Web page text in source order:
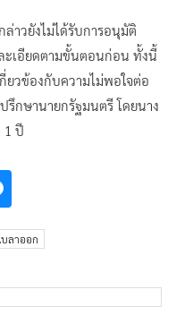
าวยังไม่ได้รับการอนุมัติ
ะเอียดตามขั้นตอนก่อน ทั้งนี้
ยวข้องกับความไม่พอใจต่อ
รึกษานายกรัฐมนตรี โดยนาง
1 ปี
ลาออก